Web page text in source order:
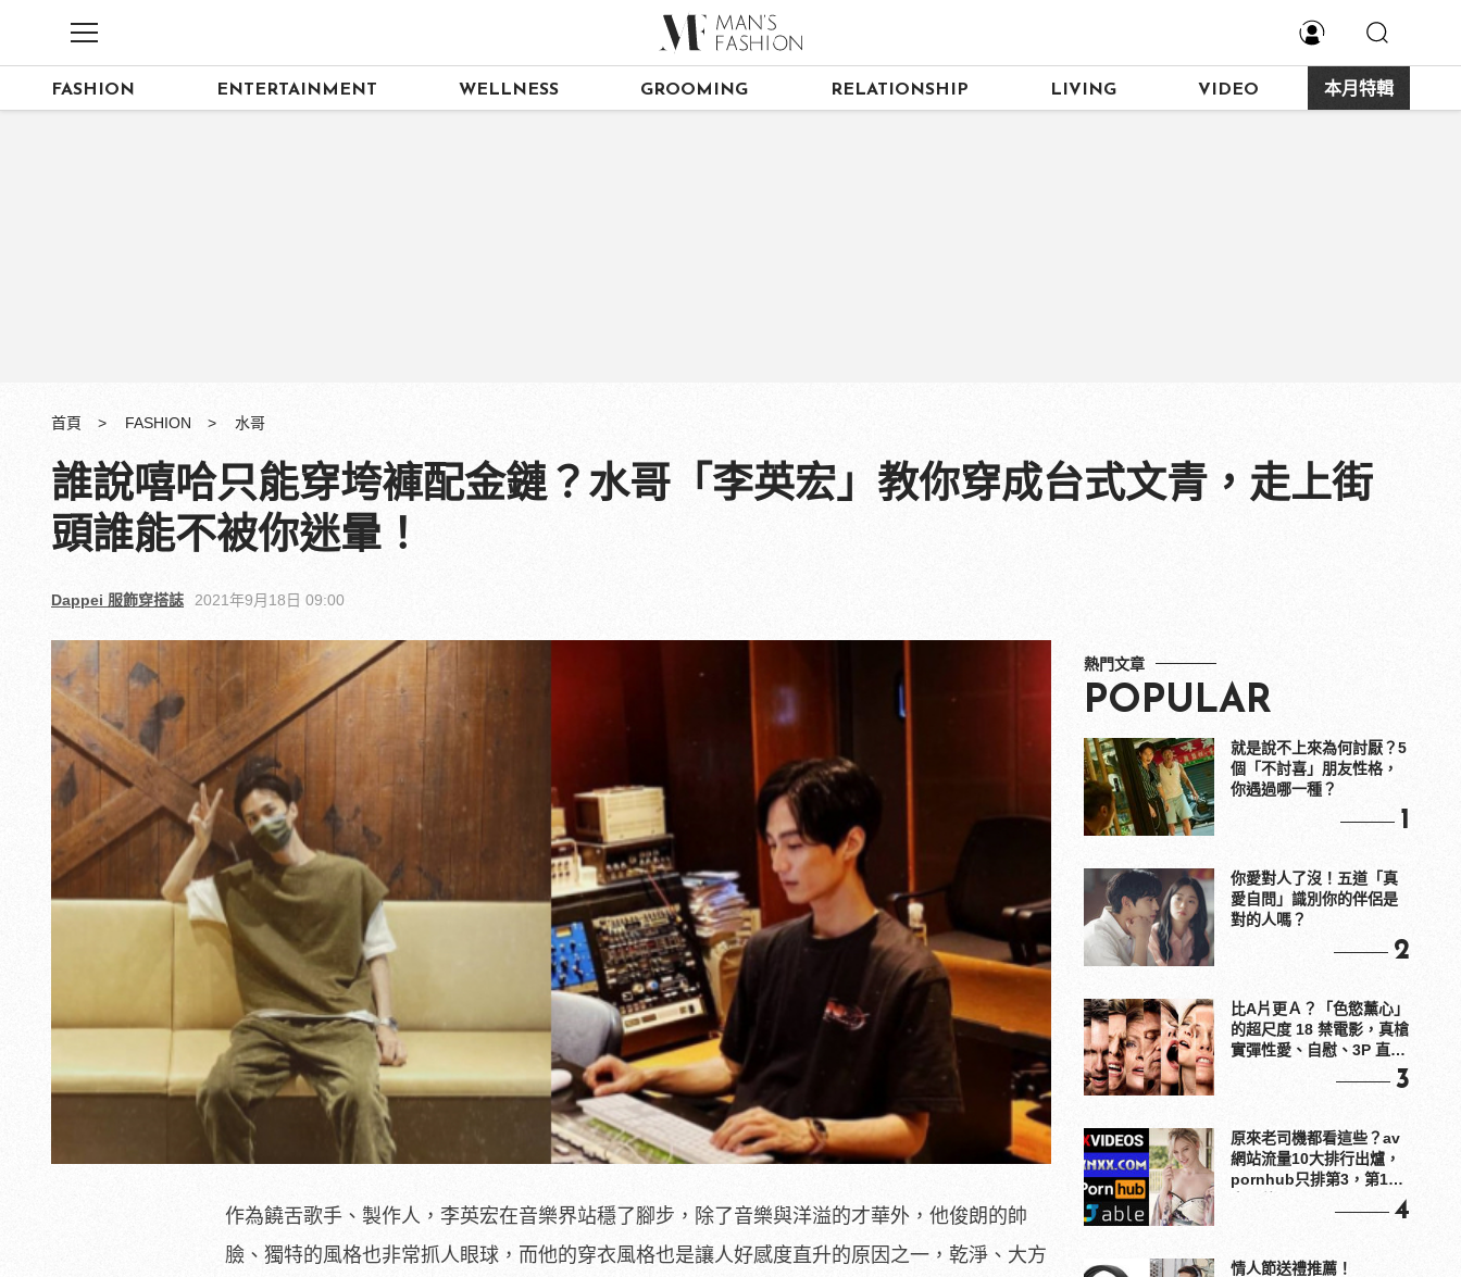
FASHION ENTERTAINMENT WELLNESS GROOMING RELATIONSHIP LIVING VIDEO 本月特輯
首頁 FASHION 水哥
誰說嘻哈只能穿垮褲配金鏈？水哥「李英宏」教你穿成台式文青，走上街
頭誰能不被你迷暈！
Dappei 服飾穿搭誌 2021年9月18日 09:00
作為饒舌歌手、製作人，李英宏在音樂界站穩了腳步，除了音樂與洋溢的才華外，他俊朗的帥
臉、獨特的風格也非常抓人眼球，而他的穿衣風格也是讓人好感度直升的原因之一，乾淨、大方
熱門文章
POPULAR
就是說不上來為何討厭？5
個「不討喜」朋友性格，
你遇過哪一種？
1
你愛對人了沒！五道「真
愛自問」識別你的伴侶是
對的人嗎？
2
比A片更Ａ？「色慾薰心」
的超尺度 18 禁電影，真槍
實彈性愛、自慰、3P 直接
3
原來老司機都看這些？av
網站流量10大排行出爐，
pornhub只排第3，第1名
4
情人節送禮推薦！